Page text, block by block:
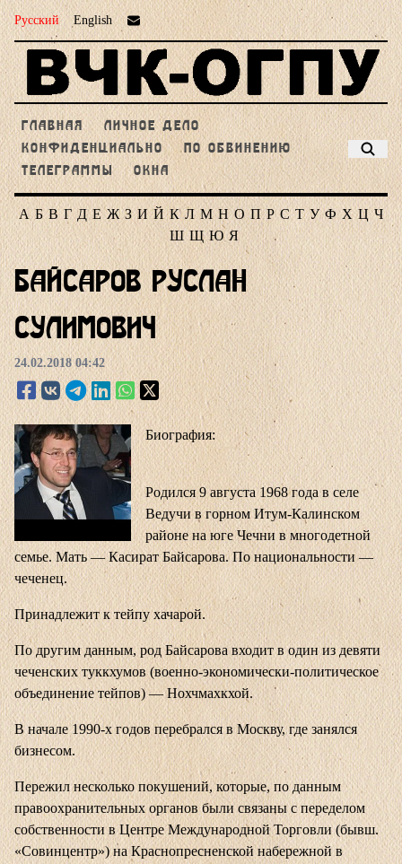
Русский English
ГЛАВНАЯ
ЛИЧНОЕ ДЕЛО
КОНФИДЕНЦИАЛЬНО
ПО ОБВИНЕНИЮ
ТЕЛЕГРАММЫ
ОКНА
А Б В Г Д Е Ж З И Й К Л М Н О П Р С Т У Ф Х Ц Ч
Ш Щ Ю Я
Байсаров Руслан
Сулимович
24.02.2018 04:42
Биография:
Родился 9 августа 1968 года в селе
Ведучи в горном Итум-Калинском
районе на юге Чечни в многодетной
семье. Мать — Касират Байсарова. По национальности —
чеченец.
Принадлежит к тейпу хачарой.
По другим данным, род Байсарова входит в один из девяти
чеченских туккхумов (военно-экономически-политическое
объединение тейпов) — Нохчмахкхой.
В начале 1990-х годов перебрался в Москву, где занялся
бизнесом.
Пережил несколько покушений, которые, по данным
правоохранительных органов были связаны с переделом
собственности в Центре Международной Торговли (бывш.
«Совинцентр») на Краснопресненской набережной в